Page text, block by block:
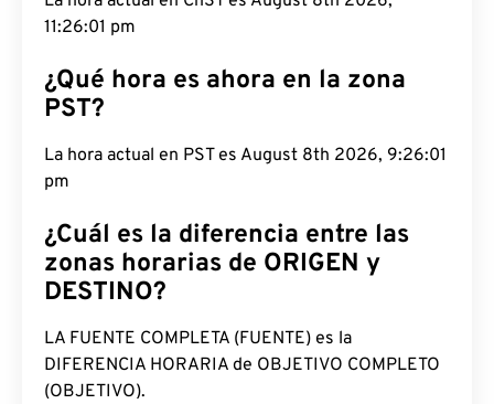
11:26:02 pm
¿Qué hora es ahora en la zona
PST?
La hora actual en PST es August 8th 2026,
9:26:02 pm
¿Cuál es la diferencia entre las
zonas horarias de ORIGEN y
DESTINO?
LA FUENTE COMPLETA (FUENTE) es la
DIFERENCIA HORARIA de OBJETIVO COMPLETO
(OBJETIVO).